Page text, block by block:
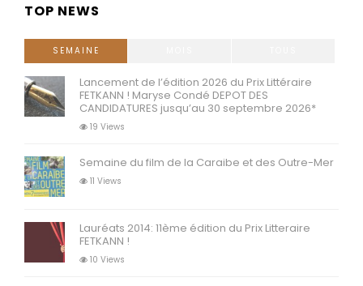
TOP NEWS
SEMAINE
Lancement de l’édition 2026 du Prix Littéraire
FETKANN ! Maryse Condé DEPOT DES
CANDIDATURES jusqu’au 30 septembre 2026*
19 Views
Semaine du film de la Caraibe et des Outre-Mer
11 Views
Lauréats 2014: 11ème édition du Prix Litteraire
FETKANN !
10 Views